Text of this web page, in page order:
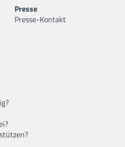
Presse
Presse-Kontakt